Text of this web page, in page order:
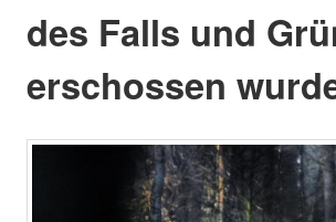
des Falls und
erschossen